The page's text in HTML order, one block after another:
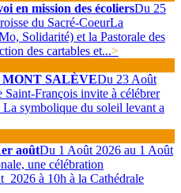
en mission des écoliersDu 25
du Sacré-CoeurLa
Solidarité) et la Pastorale des
des cartables et...>
MONT SALÈVEDu 23 Août
Saint-François invite à célébrer
symbolique du soleil levant a
aoûtDu 1 Août 2026 au 1 Août
une célébration
2026 à 10h à la Cathédrale